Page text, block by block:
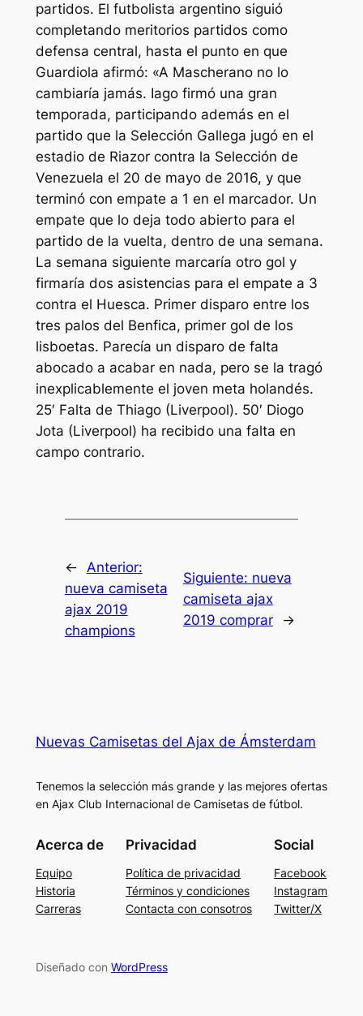
partidos. El futbolista argentino siguió
completando meritorios partidos como
defensa central, hasta el punto en que
Guardiola afirmó: «A Mascherano no lo
cambiaría jamás. Iago firmó una gran
temporada, participando además en el
partido que la Selección Gallega jugó en el
estadio de Riazor contra la Selección de
Venezuela el 20 de mayo de 2016, y que
terminó con empate a 1 en el marcador. Un
empate que lo deja todo abierto para el
partido de la vuelta, dentro de una semana.
La semana siguiente marcaría otro gol y
firmaría dos asistencias para el empate a 3
contra el Huesca. Primer disparo entre los
tres palos del Benfica, primer gol de los
lisboetas. Parecía un disparo de falta
abocado a acabar en nada, pero se la tragó
inexplicablemente el joven meta holandés.
25′ Falta de Thiago (Liverpool). 50′ Diogo
Jota (Liverpool) ha recibido una falta en
campo contrario.
← Anterior:
nueva camiseta
ajax 2019
champions
Siguiente: nueva
camiseta ajax
2019 comprar
→
Nuevas Camisetas del Ajax de Ámsterdam
Tenemos la selección más grande y las mejores ofertas
en Ajax Club Internacional de Camisetas de fútbol.
Acerca de
Equipo
Historia
Carreras
Privacidad
Política de privacidad
Términos y condiciones
Contacta con consotros
Social
Facebook
Instagram
Twitter/X
Diseñado con WordPress